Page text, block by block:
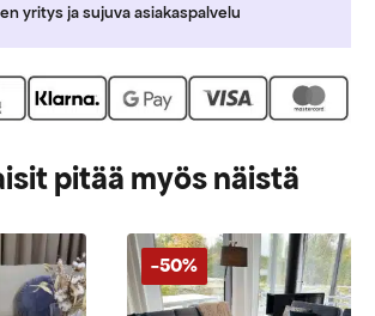
yritys ja sujuva asiakaspalvelu
pitää myös näistä
-50%